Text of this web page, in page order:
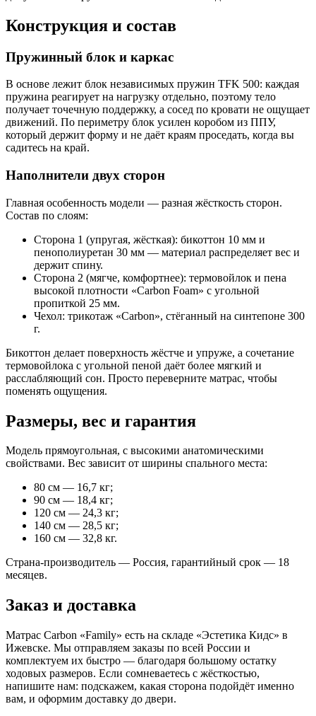
Конструкция и состав
Пружинный блок и каркас
В основе лежит блок независимых пружин TFK 500: каждая
пружина реагирует на нагрузку отдельно, поэтому тело
получает точечную поддержку, а сосед по кровати не ощущает
движений. По периметру блок усилен коробом из ППУ,
который держит форму и не даёт краям проседать, когда вы
садитесь на край.
Наполнители двух сторон
Главная особенность модели — разная жёсткость сторон.
Состав по слоям:
Сторона 1 (упругая, жёсткая): бикоттон 10 мм и
пенополиуретан 30 мм — материал распределяет вес и
держит спину.
Сторона 2 (мягче, комфортнее): термовойлок и пена
высокой плотности «Carbon Foam» с угольной
пропиткой 25 мм.
Чехол: трикотаж «Carbon», стёганный на синтепоне 300
г.
Бикоттон делает поверхность жёстче и упруже, а сочетание
термовойлока с угольной пеной даёт более мягкий и
расслабляющий сон. Просто переверните матрас, чтобы
поменять ощущения.
Размеры, вес и гарантия
Модель прямоугольная, с высокими анатомическими
свойствами. Вес зависит от ширины спального места:
80 см — 16,7 кг;
90 см — 18,4 кг;
120 см — 24,3 кг;
140 см — 28,5 кг;
160 см — 32,8 кг.
Страна-производитель — Россия, гарантийный срок — 18
месяцев.
Заказ и доставка
Матрас Carbon «Family» есть на складе «Эстетика Кидс» в
Ижевске. Мы отправляем заказы по всей России и
комплектуем их быстро — благодаря большому остатку
ходовых размеров. Если сомневаетесь с жёсткостью,
напишите нам: подскажем, какая сторона подойдёт именно
вам, и оформим доставку до двери.